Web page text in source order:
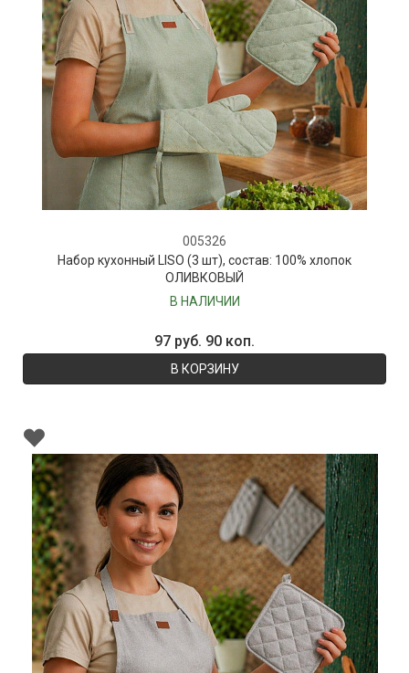
005326
Набор кухонный LISO (3 шт), состав: 100% хлопок
ОЛИВКОВЫЙ
В НАЛИЧИИ
97 руб. 90 коп.
В КОРЗИНУ